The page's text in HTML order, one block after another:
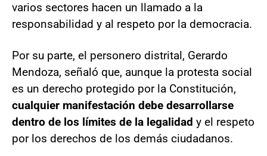
varios sectores hacen un llamado a la
responsabilidad y al respeto por la democracia.
Por su parte, el personero distrital, Gerardo
Mendoza, señaló que, aunque la protesta social
es un derecho protegido por la Constitución,
cualquier manifestación debe desarrollarse
dentro de los límites de la legalidad y el respeto
por los derechos de los demás ciudadanos.